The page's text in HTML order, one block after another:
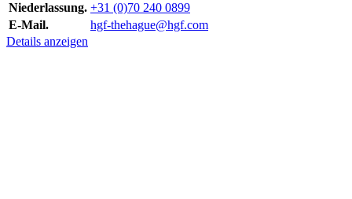
Niederlassung. +31 (0)70 240 0899
E-Mail.
hgf-thehague@hgf.com
Details anzeigen